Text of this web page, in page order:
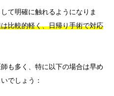
て明確に触れるようになりま
比較的軽く、日帰り手術で対応
も多く、特に以下の場合は早め
でしょう：